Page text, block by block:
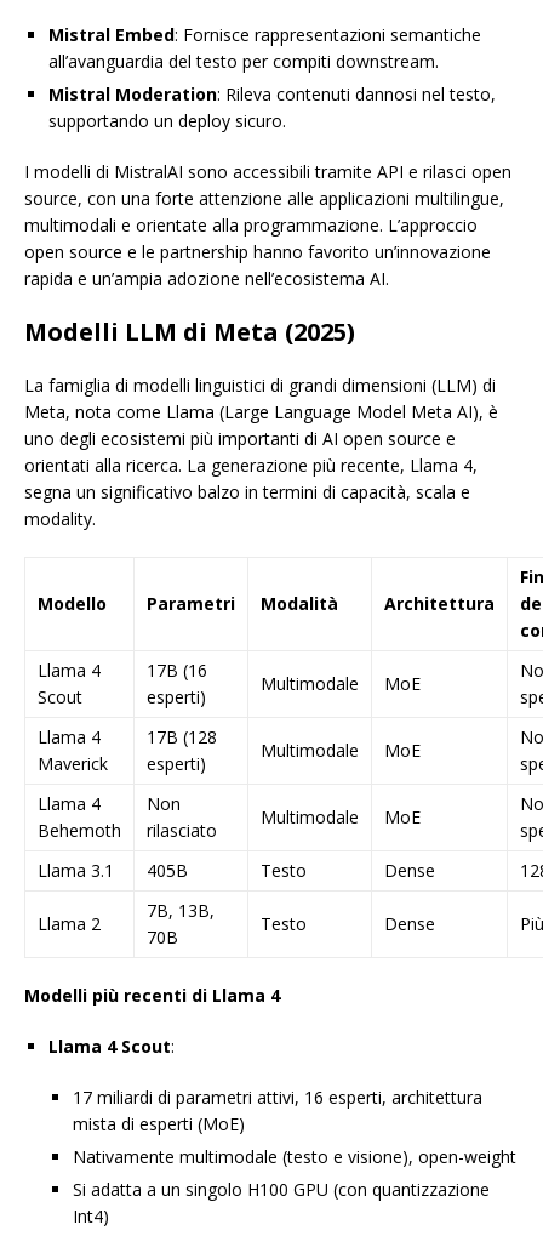
Mistral Embed: Fornisce rappresentazioni semantiche
all’avanguardia del testo per compiti downstream.
Mistral Moderation: Rileva contenuti dannosi nel testo,
supportando un deploy sicuro.
I modelli di MistralAI sono accessibili tramite API e rilasci open
source, con una forte attenzione alle applicazioni multilingue,
multimodali e orientate alla programmazione. L’approccio
open source e le partnership hanno favorito un’innovazione
rapida e un’ampia adozione nell’ecosistema AI.
Modelli LLM di Meta (2025)
La famiglia di modelli linguistici di grandi dimensioni (LLM) di
Meta, nota come Llama (Large Language Model Meta AI), è
uno degli ecosistemi più importanti di AI open source e
orientati alla ricerca. La generazione più recente, Llama 4,
segna un significativo balzo in termini di capacità, scala e
modality.
Modello Parametri Modalità Architettura
Llama 4
Scout
17B (16
esperti)
Multimodale MoE
Llama 4
Maverick
17B (128
esperti)
Multimodale MoE
Llama 4
Behemoth
Non
rilasciato
Multimodale MoE
Llama 3.1
405B Testo Dense
Llama 2
7B, 13B,
70B
Testo Dense
Modelli più recenti di Llama 4
Llama 4 Scout:
17 miliardi di parametri attivi, 16 esperti, architettura
mista di esperti (MoE)
Nativamente multimodale (testo e visione), open-weight
Si adatta a un singolo H100 GPU (con quantizzazione
Int4)